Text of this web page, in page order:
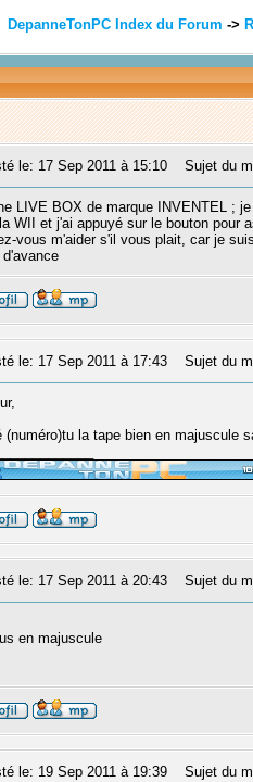
DepanneTonPC Index du Forum ->
le: 17 Sep 2011 à 15:10 Sujet du
LIVE BOX de marque INVENTEL ;
WII et j'ai appuyé sur le bouton pour
vous m'aider s'il vous plait, car je
le: 17 Sep 2011 à 17:43 Sujet du
(numéro)tu la tape bien en majuscule
le: 17 Sep 2011 à 20:43 Sujet du
en majuscule
le: 19 Sep 2011 à 19:39 Sujet du